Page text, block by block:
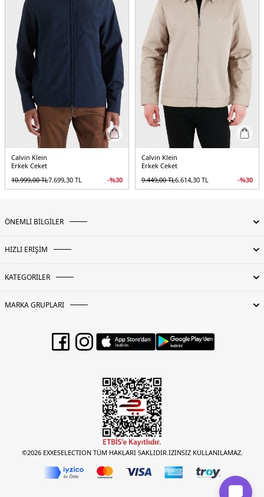
Kontrast renkli şerit detayları
Menşei :
5DE1LV04RC505GUB1.07
Calvin Klein
Erkek Ceket
10.999,00TL7.699,30 TL -%30
Calvin Klein
Erkek Ceket
9.449,00TL6.614,30 TL -%30
ÖNEMLİ BİLGİLER
HIZLI ERİŞİM
KATEGORİLER
MARKA GRUPLARI
©2026 EXXESELECTION TÜM HAKLARI SAKLIDIR.İZİNSİZ KULLANILAMAZ.